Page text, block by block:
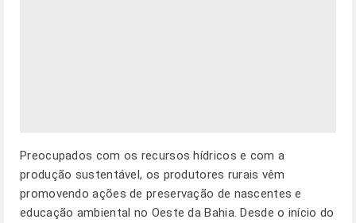
Preocupados com os recursos hídricos e com a
produção sustentável, os produtores rurais vêm
promovendo ações de preservação de nascentes e
educação ambiental no Oeste da Bahia. Desde o início do